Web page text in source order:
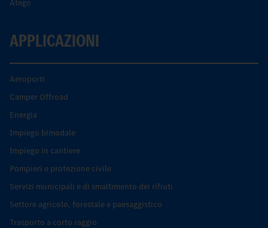
Atego
APPLICAZIONI
Aeroporti
Camper Offroad
Energia
Impiego bimodale
Impiego in cantiere
Pompieri e protezione civile
Servizi municipali e di smaltimento dei rifiuti
Settore agricolo, forestale e paesaggistico
Trasporto a corto raggio